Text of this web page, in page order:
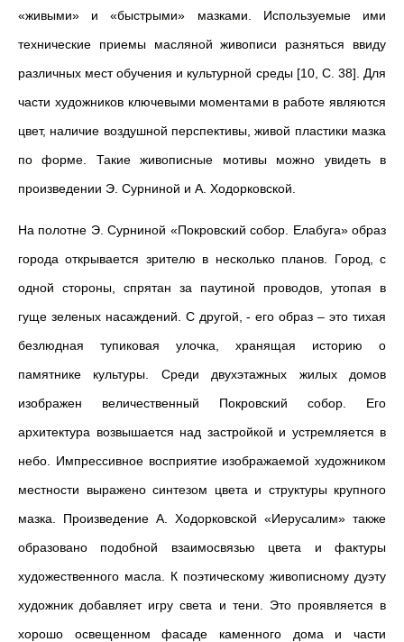
«живыми» и «быстрыми» мазками. Используемые ими
технические приемы масляной живописи разняться ввиду
различных мест обучения и культурной среды [10, С. 38]. Для
части художников ключевыми моментами в работе являются
цвет, наличие воздушной перспективы, живой пластики мазка
по форме. Такие живописные мотивы можно увидеть в
произведении Э. Сурниной и А. Ходорковской.
На полотне Э. Сурниной «Покровский собор. Елабуга» образ
города открывается зрителю в несколько планов. Город, с
одной стороны, спрятан за паутиной проводов, утопая в
гуще зеленых насаждений. С другой, - его образ – это тихая
безлюдная тупиковая улочка, хранящая историю о
памятнике культуры. Среди двухэтажных жилых домов
изображен величественный Покровский собор. Его
архитектура возвышается над застройкой и устремляется в
небо. Импрессивное восприятие изображаемой художником
местности выражено синтезом цвета и структуры крупного
мазка. Произведение А. Ходорковской «Иерусалим» также
образовано подобной взаимосвязью цвета и фактуры
художественного масла. К поэтическому живописному дуэту
художник добавляет игру света и тени. Это проявляется в
хорошо освещенном фасаде каменного дома и части